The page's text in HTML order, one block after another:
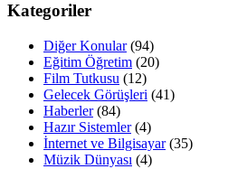
Kategoriler
Diğer Konular(94)
Eğitim Öğretim (20)
Film Tutkusu (12)
Gelecek Görüşleri (41)
Haberler(84)
Hazır Sistemler(4)
İnternet ve Bilgisayar(35)
Müzik Dünyası (4)